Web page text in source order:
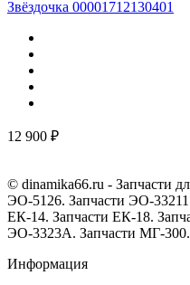
Звёздочка 00001712130401
12 900 ₽
© dinamika66.ru - Запчасти
ЭО-5126. Запчасти ЭО-
ЕК-14. Запчасти ЕК-18.
ЭО-3323А. Запчасти МГ-300.
Информация